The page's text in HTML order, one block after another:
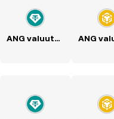
ANG valuutaksi USDT